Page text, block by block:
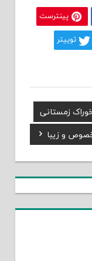
پینترست
توییتر
زمستانی